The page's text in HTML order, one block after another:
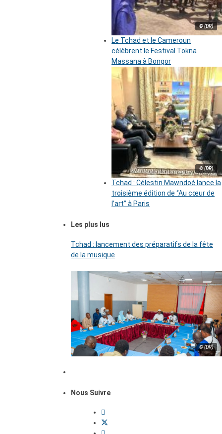
© (DR)
Le Tchad et le Cameroun
célèbrent le Festival Tokna
Massana à Bongor
© (DR)
Tchad : Célestin Mawndoé lance la
troisième édition de ‘’Au cœur de
l’art’’ à Paris
Les plus lus
Tchad : lancement des préparatifs de la fête
de la musique
© (DR)
Nous Suivre